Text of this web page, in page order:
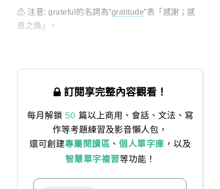
⚠ 注意: grateful的名詞為”gratitude”表「感謝；感
恩之情」。
訂閱享完整內容觀看！
每月解鎖 50 篇以上商用、會話、文法、寫
作等考題練習及影音懶人包，
還可創建專屬閱讀區 、 個人單字庫 ，以及
智慧單字複習等功能！